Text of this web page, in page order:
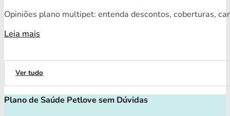
Opiniões plano multipet: entenda descontos, coberturas,
Leia mais
Ver tudo
Plano de Saúde Petlove sem Dúvidas